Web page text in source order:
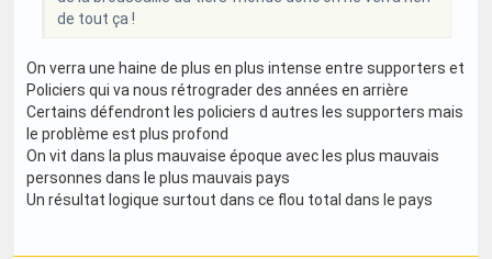
de tout ça !
On verra une haine de plus en plus intense entre supporters et
Policiers qui va nous rétrograder des années en arrière
Certains défendront les policiers d autres les supporters mais
le problème est plus profond
On vit dans la plus mauvaise époque avec les plus mauvais
personnes dans le plus mauvais pays
Un résultat logique surtout dans ce flou total dans le pays